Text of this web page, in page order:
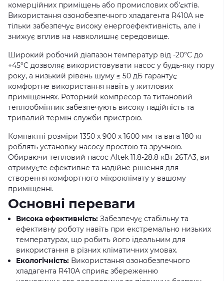
комерційних приміщень або промислових об'єктів.
Використання озонобезпечного хладагента R410A не
тільки забезпечує високу енергоефективність, але і
знижує вплив на навколишнє середовище.
Широкий робочий діапазон температур від -20°C до
+45°C дозволяє використовувати насос у будь-яку пору
року, а низький рівень шуму ≤ 50 дБ гарантує
комфортне використання навіть у житлових
приміщеннях. Роторний компресор та титановий
теплообмінник забезпечують високу надійність та
тривалий термін служби пристрою.
Компактні розміри 1350 x 900 x 1600 мм та вага 180 кг
роблять установку насосу простою та зручною.
Обираючи тепловий насос Altek 11.8-28.8 кВт 26ТА3, ви
отримуєте ефективне та надійне рішення для
створення комфортного мікроклімату у вашому
приміщенні.
Основні переваги
Висока ефективність: Забезпечує стабільну та
ефективну роботу навіть при екстремально низьких
температурах, що робить його ідеальним для
використання в різних кліматичних умовах.
Екологічність: Використання озонобезпечного
хладагента R410A сприяє збереженню